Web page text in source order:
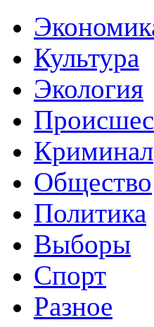
Культура
Экология
Криминал
Общество
Политика
Выборы
Спорт
Разное